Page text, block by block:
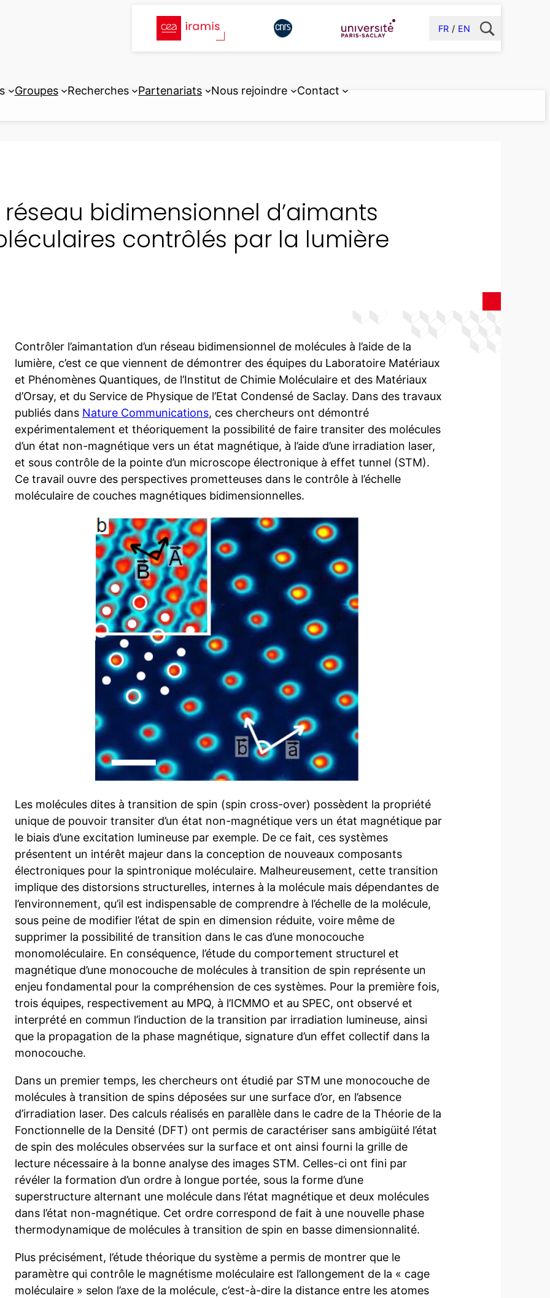
FR EN
Groupes Recherches Partenariats Nous rejoindre Contact
réseau bidimensionnel d’aimants
contrôlés par la lumière
Contrôler l’aimantation d’un réseau bidimensionnel de molécules à l’aide de la
lumière, c’est ce que viennent de démontrer des équipes du Laboratoire Matériaux
et Phénomènes Quantiques, de l’Institut de Chimie Moléculaire et des Matériaux
d’Orsay, et du Service de Physique de l’Etat Condensé de Saclay. Dans des travaux
publiés dans Nature Communications, ces chercheurs ont démontré
expérimentalement et théoriquement la possibilité de faire transiter des molécules
d’un état non-magnétique vers un état magnétique, à l’aide d’une irradiation laser,
et sous contrôle de la pointe d’un microscope électronique à effet tunnel (STM).
Ce travail ouvre des perspectives prometteuses dans le contrôle à l’échelle
moléculaire de couches magnétiques bidimensionnelles.
Les molécules dites à transition de spin (spin cross-over) possèdent la propriété
unique de pouvoir transiter d’un état non-magnétique vers un état magnétique par
le biais d’une excitation lumineuse par exemple. De ce fait, ces systèmes
présentent un intérêt majeur dans la conception de nouveaux composants
électroniques pour la spintronique moléculaire. Malheureusement, cette transition
implique des distorsions structurelles, internes à la molécule mais dépendantes de
l’environnement, qu’il est indispensable de comprendre à l’échelle de la molécule,
sous peine de modifier l’état de spin en dimension réduite, voire même de
supprimer la possibilité de transition dans le cas d’une monocouche
monomoléculaire. En conséquence, l’étude du comportement structurel et
magnétique d’une monocouche de molécules à transition de spin représente un
enjeu fondamental pour la compréhension de ces systèmes. Pour la première fois,
trois équipes, respectivement au MPQ, à l’ICMMO et au SPEC, ont observé et
interprété en commun l’induction de la transition par irradiation lumineuse, ainsi
que la propagation de la phase magnétique, signature d’un effet collectif dans la
monocouche.
Dans un premier temps, les chercheurs ont étudié par STM une monocouche de
molécules à transition de spins déposées sur une surface d’or, en l’absence
d’irradiation laser. Des calculs réalisés en parallèle dans le cadre de la Théorie de la
Fonctionnelle de la Densité (DFT) ont permis de caractériser sans ambigüité l’état
de spin des molécules observées sur la surface et ont ainsi fourni la grille de
lecture nécessaire à la bonne analyse des images STM. Celles-ci ont fini par
révéler la formation d’un ordre à longue portée, sous la forme d’une
superstructure alternant une molécule dans l’état magnétique et deux molécules
dans l’état non-magnétique. Cet ordre correspond de fait à une nouvelle phase
thermodynamique de molécules à transition de spin en basse dimensionnalité.
Plus précisément, l’étude théorique du système a permis de montrer que le
paramètre qui contrôle le magnétisme moléculaire est l’allongement de la « cage
moléculaire » selon l’axe de la molécule, c’est-à-dire la distance entre les atomes